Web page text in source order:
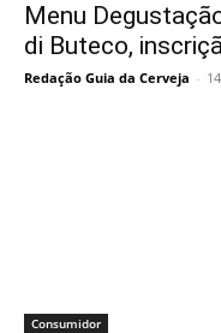
Menu
di Buteco,
Redação Guia da Cerveja -
Consumidor